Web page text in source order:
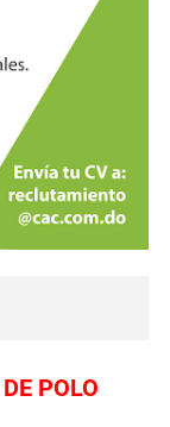
POLO